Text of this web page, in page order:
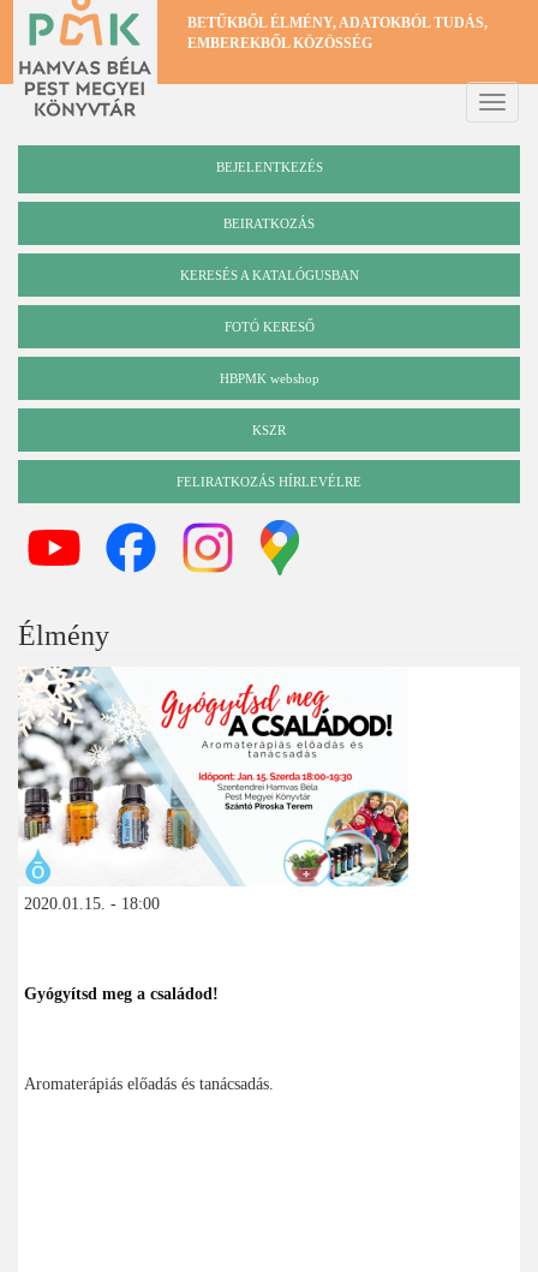
Ugrás
tartalomra
BETŰKBŐL ÉLMÉNY, ADATOKBÓL TUDÁS,
EMBEREKBŐL KÖZÖSSÉG
Toggle
BEJELENTKEZÉS
BEIRATKOZÁS
Katalógus
KERESÉS A KATALÓGUSBAN
FOTÓ KERESŐ
HBPMK webshop
KSZR
FELIRATKOZÁS HÍRLEVÉLRE
Élmény
2020.01.15. - 18:00
Gyógyítsd meg a családod!
Aromaterápiás előadás és tanácsadás.